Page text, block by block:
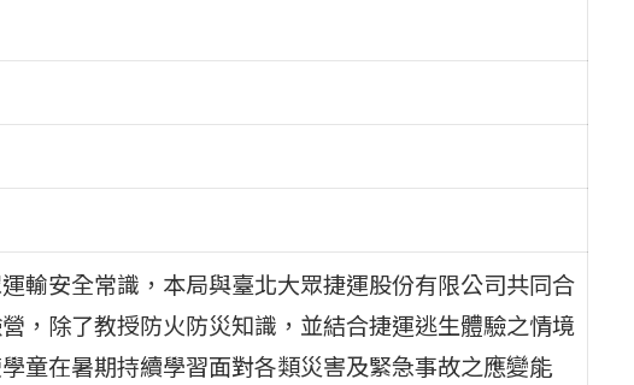
輸安全常識，本局與臺北大眾捷運股份有限公司共同合
，除了教授防火防災知識，並結合捷運逃生體驗之情境
童在暑期持續學習面對各類災害及緊急事故之應變能